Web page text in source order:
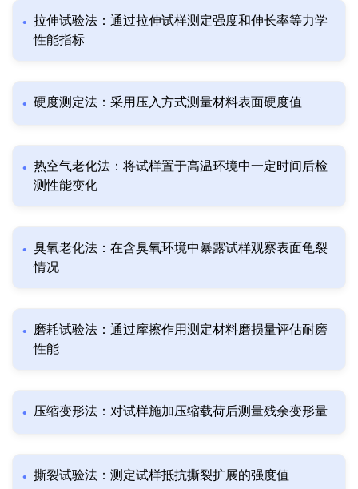
拉伸试验法：通过拉伸试样测定强度和伸长率等力学
性能指标
硬度测定法：采用压入方式测量材料表面硬度值
热空气老化法：将试样置于高温环境中一定时间后检
测性能变化
臭氧老化法：在含臭氧环境中暴露试样观察表面龟裂
情况
磨耗试验法：通过摩擦作用测定材料磨损量评估耐磨
性能
压缩变形法：对试样施加压缩载荷后测量残余变形量
撕裂试验法：测定试样抵抗撕裂扩展的强度值